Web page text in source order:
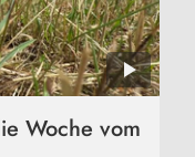
Woche vom